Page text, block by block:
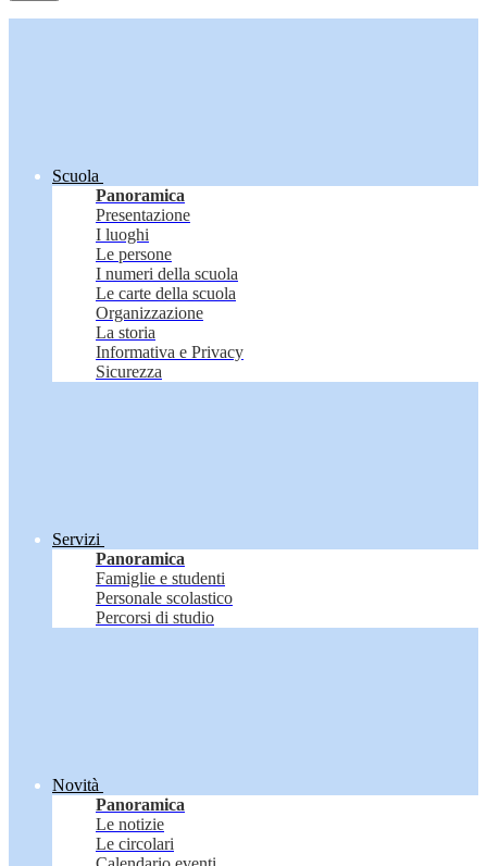
Scuola
Panoramica
Presentazione
I luoghi
Le persone
I numeri della scuola
Le carte della scuola
Organizzazione
La storia
Informativa e Privacy
Sicurezza
Servizi
Panoramica
Famiglie e studenti
Personale scolastico
Percorsi di studio
Novità
Panoramica
Le notizie
Le circolari